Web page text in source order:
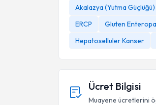
Akalazya (Yutma Güçlüğü)
ERCP
Gluten
Hepatoselluler Kanser
Ücret Bilgisi
Muayene ücretlerini